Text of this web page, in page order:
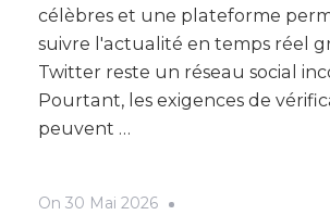
célèbres et une plateforme
suivre l'actualité en temps réel
Twitter reste un réseau social
Pourtant, les exigences de
peuvent …
On 30 Mai 2026